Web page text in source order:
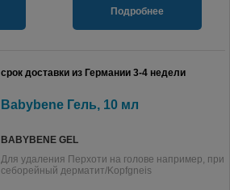
Подробнее
срок доставки из Германии 3-4 недели
Babybene Гель, 10 мл
BABYBENE GEL
Для удаления Перхоти на голове например, при
себорейный дерматит/Kopfgneis